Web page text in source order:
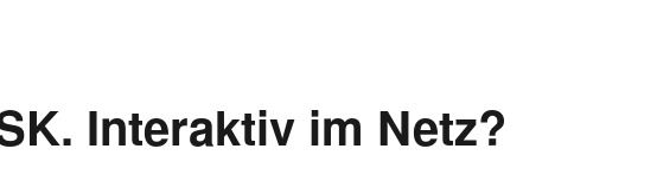
Interaktiv im Netz?